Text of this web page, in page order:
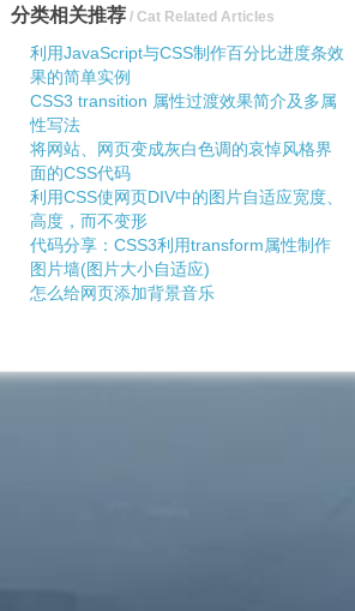
分类相关推荐 / Cat Related Articles
利用JavaScript与CSS制作百分比进度条效
果的简单实例
CSS3 transition 属性过渡效果简介及多属
性写法
将网站、网页变成灰白色调的哀悼风格界
面的CSS代码
利用CSS使网页DIV中的图片自适应宽度、
高度，而不变形
代码分享：CSS3利用transform属性制作
图片墙(图片大小自适应)
怎么给网页添加背景音乐